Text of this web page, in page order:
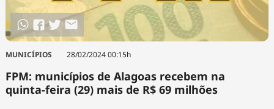
MUNICÍPIOS 28/02/2024 00:15h
FPM: municípios de Alagoas recebem na
quinta-feira (29) mais de R$ 69 milhões